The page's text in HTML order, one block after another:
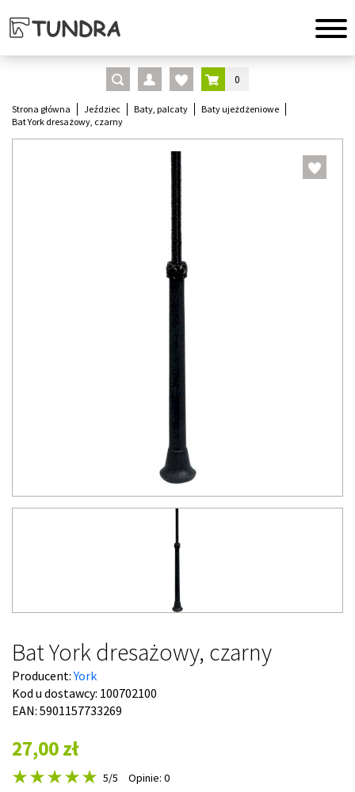
0
Strona główna Jeździec Baty, palcaty
Baty ujeżdżeniowe
Bat York dresażowy, czarny
Bat York dresażowy, czarny
Producent:York
Kod u dostawcy: 100702100
EAN: 5901157733269
27,00 zł
5/5 Opinie: 0